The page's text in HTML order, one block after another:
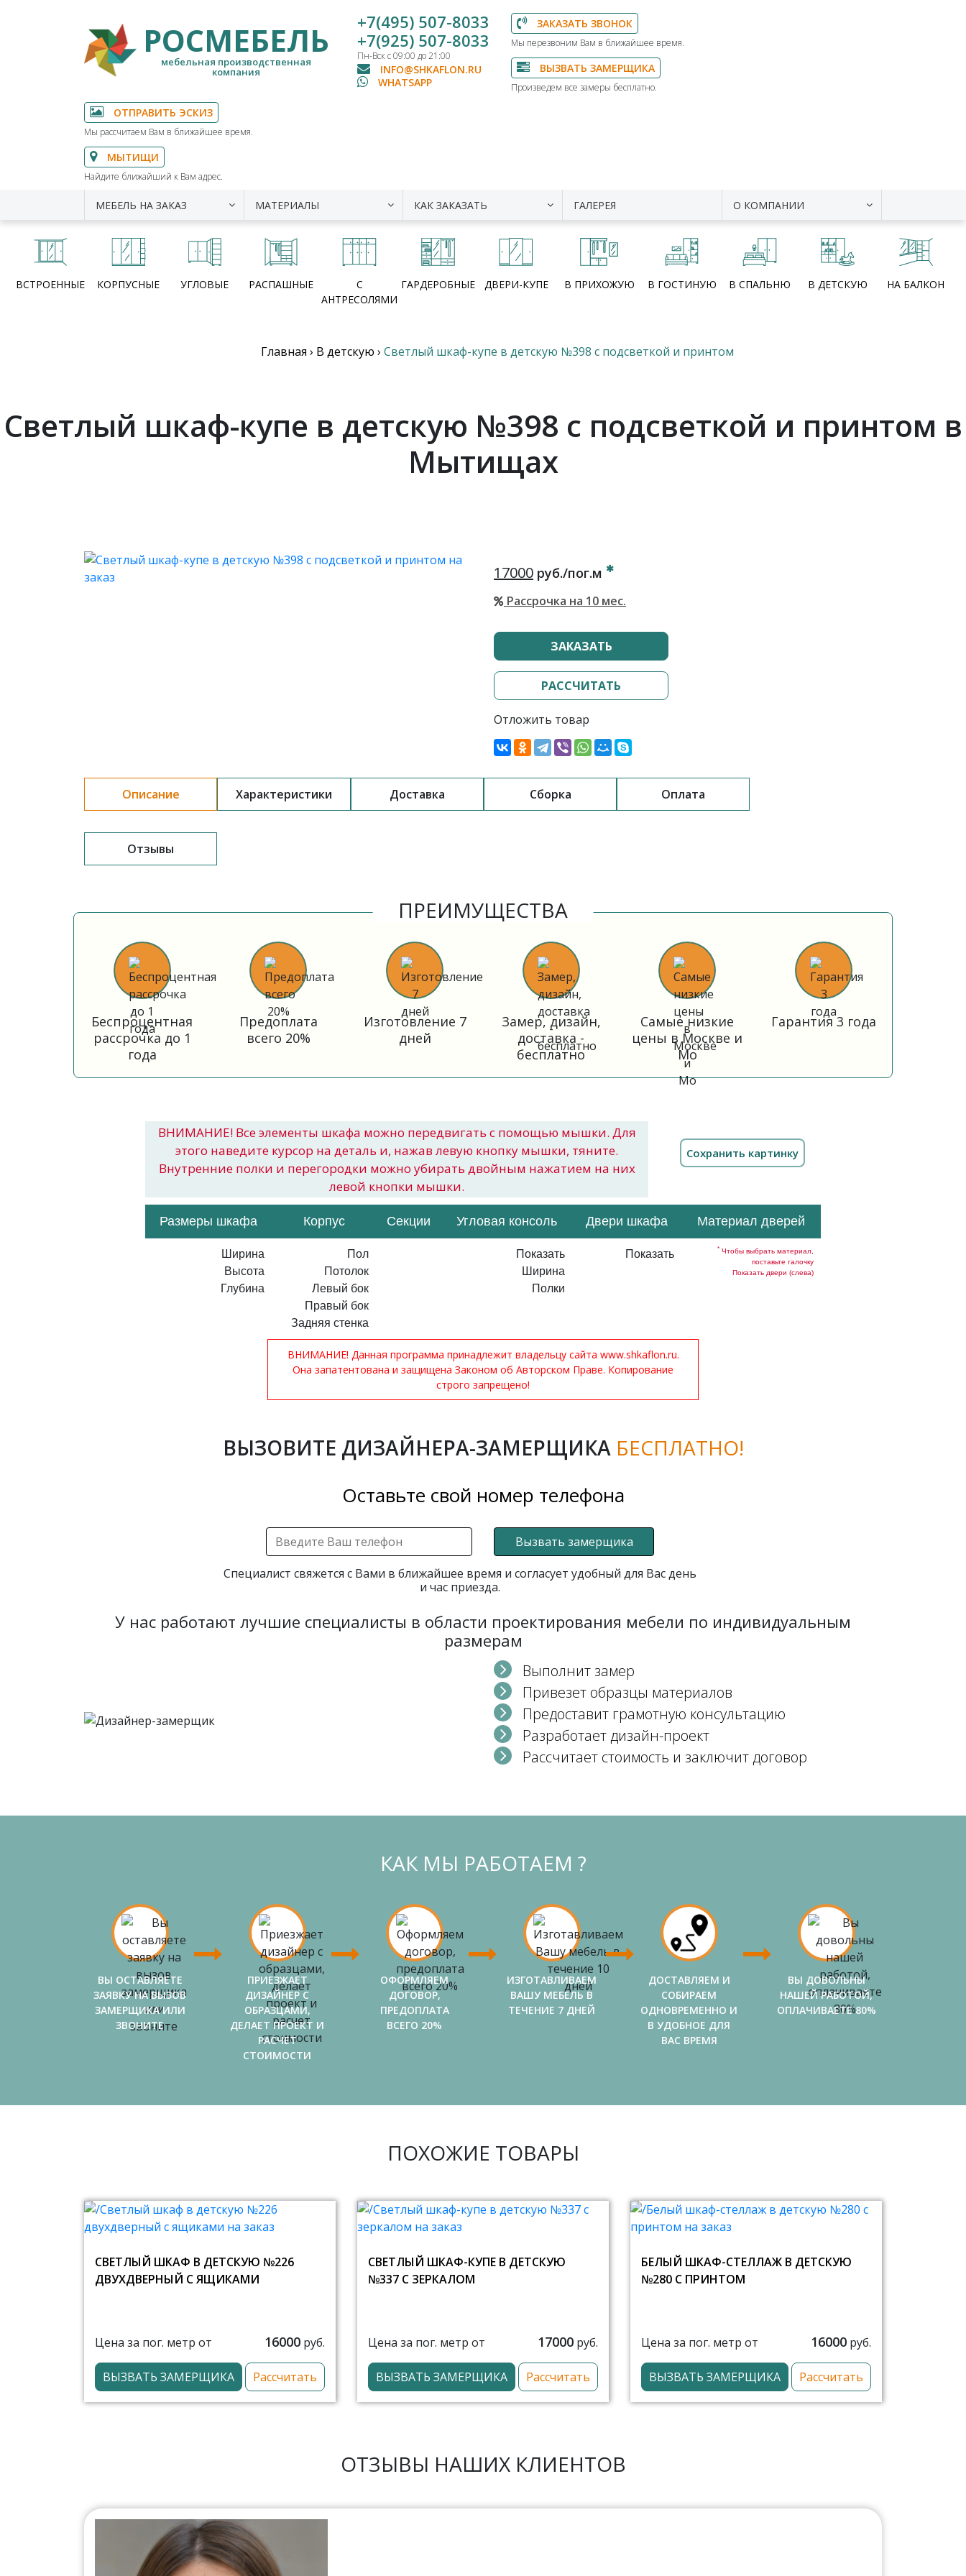
РОСМЕБЕЛЬ
мебельная производственная
компания
+7(495) 507-8033
+7(925) 507-8033
Пн-Вск с 09:00 до 21:00
INFO@SHKAFLON.RU
WHATSAPP
ЗАКАЗАТЬ ЗВОНОК
Мы перезвоним Вам в ближайшее время.
ВЫЗВАТЬ ЗАМЕРЩИКА
Произведем все замеры бесплатно.
ОТПРАВИТЬ ЭСКИЗ
Мы рассчитаем Вам в ближайшее время.
МЫТИЩИ
Найдите ближайший к Вам адрес.
МЕБЕЛЬ НА ЗАКАЗ МАТЕРИАЛЫ КАК ЗАКАЗАТЬ ГАЛЕРЕЯ О КОМПАНИИ
ВСТРОЕННЫЕ КОРПУСНЫЕ УГЛОВЫЕ РАСПАШНЫЕ
С
АНТРЕСОЛЯМИ
ГАРДЕРОБНЫЕ ДВЕРИ-КУПЕ В ПРИХОЖУЮ В ГОСТИНУЮ В СПАЛЬНЮ В ДЕТСКУЮ НА БАЛКОН
Главная › В детскую › Светлый шкаф-купе в детскую №398 с подсветкой и принтом
Светлый шкаф-купе в детскую №398 с подсветкой и принтом в
Мытищах
17000 руб./пог.м
Рассрочка на 10 мес.
ЗАКАЗАТЬ
РАССЧИТАТЬ
Отложить товар
Описание Характеристики Доставка Сборка Оплата
Отзывы
ПРЕИМУЩЕСТВА
Беспроцентная
рассрочка до 1
года
Предоплата
всего 20%
Изготовление 7
дней
Замер, дизайн,
доставка -
бесплатно
Самые низкие
цены в Москве и
Мо
Гарантия 3 года
ВНИМАНИЕ! Все элементы шкафа можно передвигать с помощью мышки. Для
этого наведите курсор на деталь и, нажав левую кнопку мышки, тяните.
Внутренние полки и перегородки можно убирать двойным нажатием на них
левой кнопки мышки.
Размеры шкафа Корпус Секции Угловая консоль Двери шкафа Материал дверей
Ширина
Высота
Глубина
Пол
Потолок
Левый бок
Правый бок
Задняя стенка
Показать
Ширина
Полки
Показать * Чтобы выбрать материал,
поставьте галочку
Показать двери (слева)
ВНИМАНИЕ! Данная программа принадлежит владельцу сайта www.shkaflon.ru.
Она запатентована и защищена Законом об Авторском Праве. Копирование
строго запрещено!
ВЫЗОВИТЕ ДИЗАЙНЕРА-ЗАМЕРЩИКА БЕСПЛАТНО!
Оставьте свой номер телефона
Вызвать замерщика
Специалист свяжется с Вами в ближайшее время и согласует удобный для Вас день
и час приезда.
У нас работают лучшие специалисты в области проектирования мебели по индивидуальным
размерам
Выполнит замер
Привезет образцы материалов
Предоставит грамотную консультацию
Разработает дизайн-проект
Рассчитает стоимость и заключит договор
КАК МЫ РАБОТАЕМ ?
ВЫ ОСТАВЛЯЕТЕ
ЗАЯВКУ НА ВЫЗОВ
ЗАМЕРЩИКА ИЛИ
ЗВОНИТЕ
ПРИЕЗЖАЕТ
ДИЗАЙНЕР С
ОБРАЗЦАМИ,
ДЕЛАЕТ ПРОЕКТ И
РАСЧЕТ
СТОИМОСТИ
ОФОРМЛЯЕМ
ДОГОВОР,
ПРЕДОПЛАТА
ВСЕГО 20%
ИЗГОТАВЛИВАЕМ
ВАШУ МЕБЕЛЬ В
ТЕЧЕНИЕ 7 ДНЕЙ
ДОСТАВЛЯЕМ И
СОБИРАЕМ
ОДНОВРЕМЕННО И
В УДОБНОЕ ДЛЯ
ВАС ВРЕМЯ
ВЫ ДОВОЛЬНЫ
НАШЕЙ РАБОТОЙ,
ОПЛАЧИВАЕТЕ 80%
ПОХОЖИЕ ТОВАРЫ
СВЕТЛЫЙ ШКАФ В ДЕТСКУЮ №226
ДВУХДВЕРНЫЙ С ЯЩИКАМИ
Цена за пог. метр от 16000 руб.
ВЫЗВАТЬ ЗАМЕРЩИКА Рассчитать
СВЕТЛЫЙ ШКАФ-КУПЕ В ДЕТСКУЮ
№337 С ЗЕРКАЛОМ
Цена за пог. метр от 17000 руб.
ВЫЗВАТЬ ЗАМЕРЩИКА Рассчитать
БЕЛЫЙ ШКАФ-СТЕЛЛАЖ В ДЕТСКУЮ
№280 С ПРИНТОМ
Цена за пог. метр от 16000 руб.
ВЫЗВАТЬ ЗАМЕРЩИКА Рассчитать
ОТЗЫВЫ НАШИХ КЛИЕНТОВ